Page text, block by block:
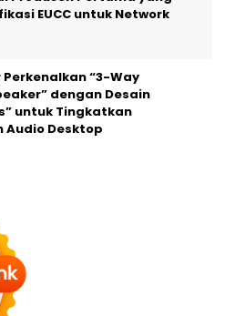
EUCC untuk Network
“3-Way
dengan Desain
untuk Tingkatkan
Audio Desktop